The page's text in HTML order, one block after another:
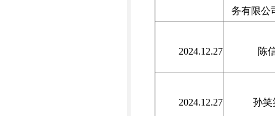
务有限公
2024.12.27 陈
2024.12.27 孙笑